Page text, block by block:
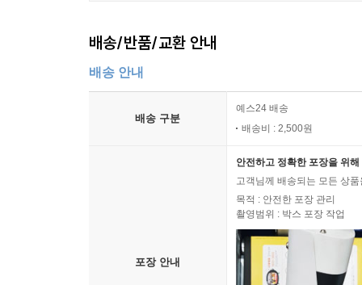
배송/반품/교환 안내
배송 안내
배송 구분
예스24 배송
배송비 : 2,500원
포장 안내
안전하고 정확한 포장을 위
고객님께 배송되는 모든 상
목적 : 안전한 포장 관리
촬영범위 : 박스 포장 작업